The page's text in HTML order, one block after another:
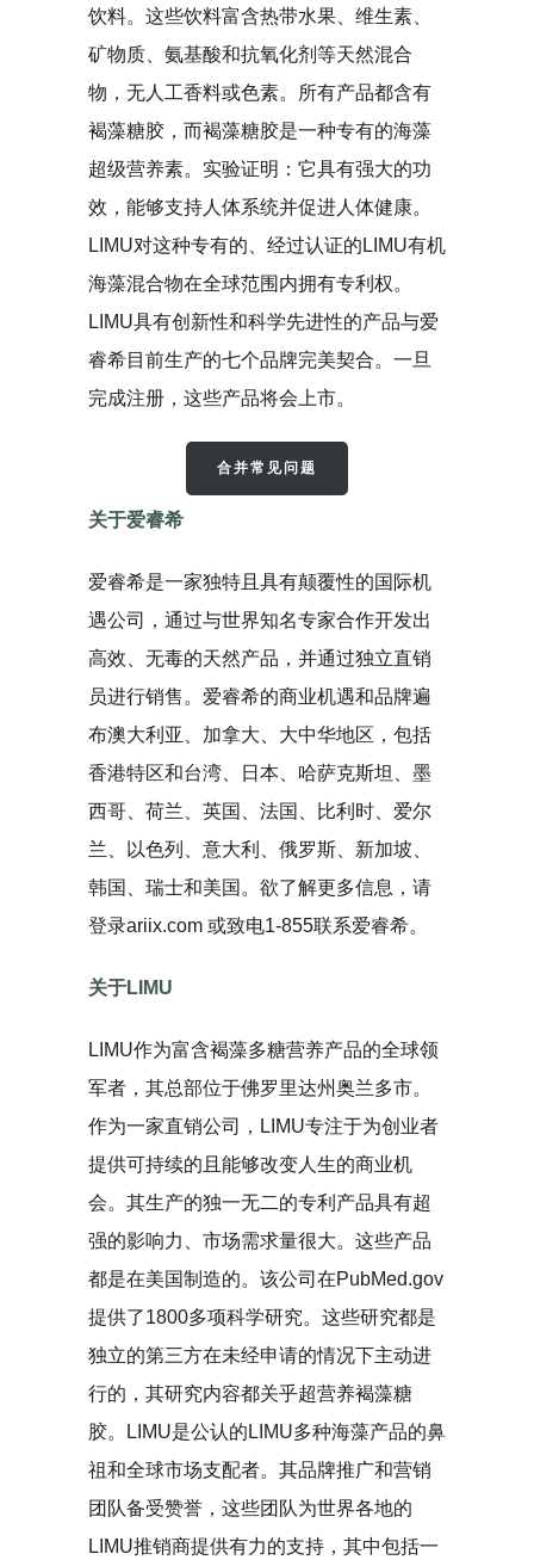
饮料。这些饮料富含热带水果、维生素、
矿物质、氨基酸和抗氧化剂等天然混合
物，无人工香料或色素。所有产品都含有
褐藻糖胶，而褐藻糖胶是一种专有的海藻
超级营养素。实验证明：它具有强大的功
效，能够支持人体系统并促进人体健康。
LIMU对这种专有的、经过认证的LIMU有机
海藻混合物在全球范围内拥有专利权。
LIMU具有创新性和科学先进性的产品与爱
睿希目前生产的七个品牌完美契合。一旦
完成注册，这些产品将会上市。
合并常见问题
关于爱睿希
爱睿希是一家独特且具有颠覆性的国际机
遇公司，通过与世界知名专家合作开发出
高效、无毒的天然产品，并通过独立直销
员进行销售。爱睿希的商业机遇和品牌遍
布澳大利亚、加拿大、大中华地区，包括
香港特区和台湾、日本、哈萨克斯坦、墨
西哥、荷兰、英国、法国、比利时、爱尔
兰、以色列、意大利、俄罗斯、新加坡、
韩国、瑞士和美国。欲了解更多信息，请
登录ariix.com 或致电1-855联系爱睿希。
关于LIMU
LIMU作为富含褐藻多糖营养产品的全球领
军者，其总部位于佛罗里达州奥兰多市。
作为一家直销公司，LIMU专注于为创业者
提供可持续的且能够改变人生的商业机
会。其生产的独一无二的专利产品具有超
强的影响力、市场需求量很大。这些产品
都是在美国制造的。该公司在PubMed.gov
提供了1800多项科学研究。这些研究都是
独立的第三方在未经申请的情况下主动进
行的，其研究内容都关乎超营养褐藻糖
胶。LIMU是公认的LIMU多种海藻产品的鼻
祖和全球市场支配者。其品牌推广和营销
团队备受赞誉，这些团队为世界各地的
LIMU推销商提供有力的支持，其中包括一